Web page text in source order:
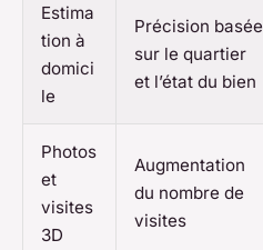
Estima
tion à
domici
le
Précision basée
sur le quartier
et l’état du bien
Photos
et
visites
3D
Augmentation
du nombre de
visites